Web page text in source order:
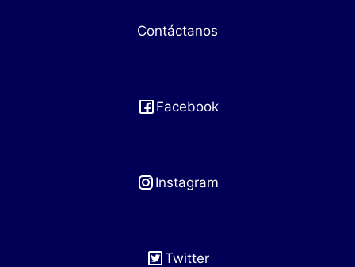
Contáctanos
Facebook
Instagram
Twitter